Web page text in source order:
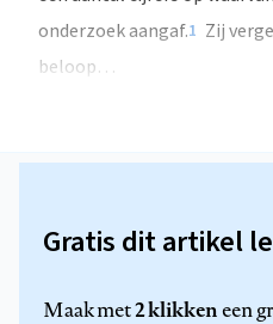
onderzoek aangaf.1 Zij
beloop…
Gratis dit artikel
Maak met2 klikkeneen